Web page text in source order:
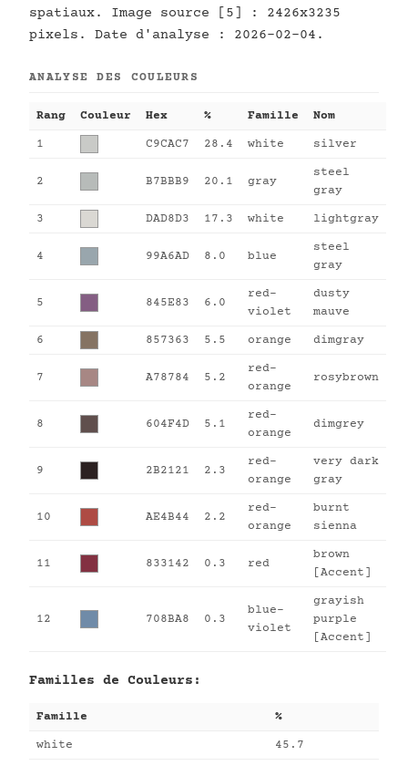
spatiaux. Image source [5] : 2426x3235
pixels. Date d'analyse : 2026-02-04.
ANALYSE DES COULEURS
Rang Couleur Hex % Famille Nom
1 C9CAC7 28.4 white silver
2 B7BBB9 20.1 gray
steel
gray
3 DAD8D3 17.3 white lightgray
4 99A6AD 8.0 blue
steel
gray
5 845E83 6.0
red-
violet
dusty
mauve
6 857363 5.5 orange dimgray
7 A78784 5.2
red-
orange
rosybrown
8 604F4D 5.1
red-
orange
dimgrey
9 2B2121 2.3
red-
orange
very dark
gray
10 AE4B44 2.2
red-
orange
burnt
sienna
11 833142 0.3 red
brown
[Accent]
12 708BA8 0.3
blue-
violet
grayish
purple
[Accent]
Familles de Couleurs:
Famille %
white 45.7